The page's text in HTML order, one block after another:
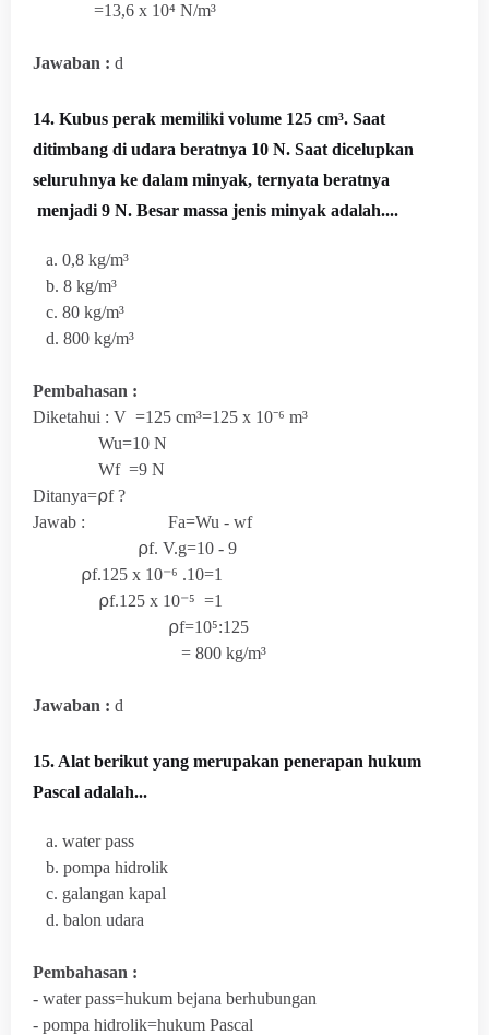
=13,6 x 10⁴ N/m³
Jawaban : d
14. Kubus perak memiliki volume 125 cm³. Saat
ditimbang di udara beratnya 10 N. Saat dicelupkan
seluruhnya ke dalam minyak, ternyata beratnya
menjadi 9 N. Besar massa jenis minyak adalah....
a. 0,8 kg/m³
b. 8 kg/m³
c. 80 kg/m³
d. 800 kg/m³
Pembahasan :
Diketahui : V =125 cm³=125 x 10⁻⁶ m³
Wu=10 N
Wf =9 N
Ditanya=⍴f ?
Jawab : Fa=Wu - wf
⍴f. V.g=10 - 9
⍴f.125 x 10⁻⁶ .10=1
⍴f.125 x 10⁻⁵ =1
⍴f=10⁵:125
= 800 kg/m³
Jawaban : d
15. Alat berikut yang merupakan penerapan hukum
Pascal adalah...
a. water pass
b. pompa hidrolik
c. galangan kapal
d. balon udara
Pembahasan :
- water pass=hukum bejana berhubungan
- pompa hidrolik=hukum Pascal